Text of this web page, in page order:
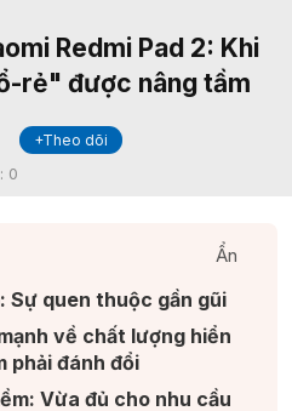
Redmi Pad 2: Khi
rẻ" được nâng tầm
+Theo dõi
0
Ẩn
Sự quen thuộc gần gũi​
về chất lượng hiển
phải đánh đổi​
Vừa đủ cho nhu cầu